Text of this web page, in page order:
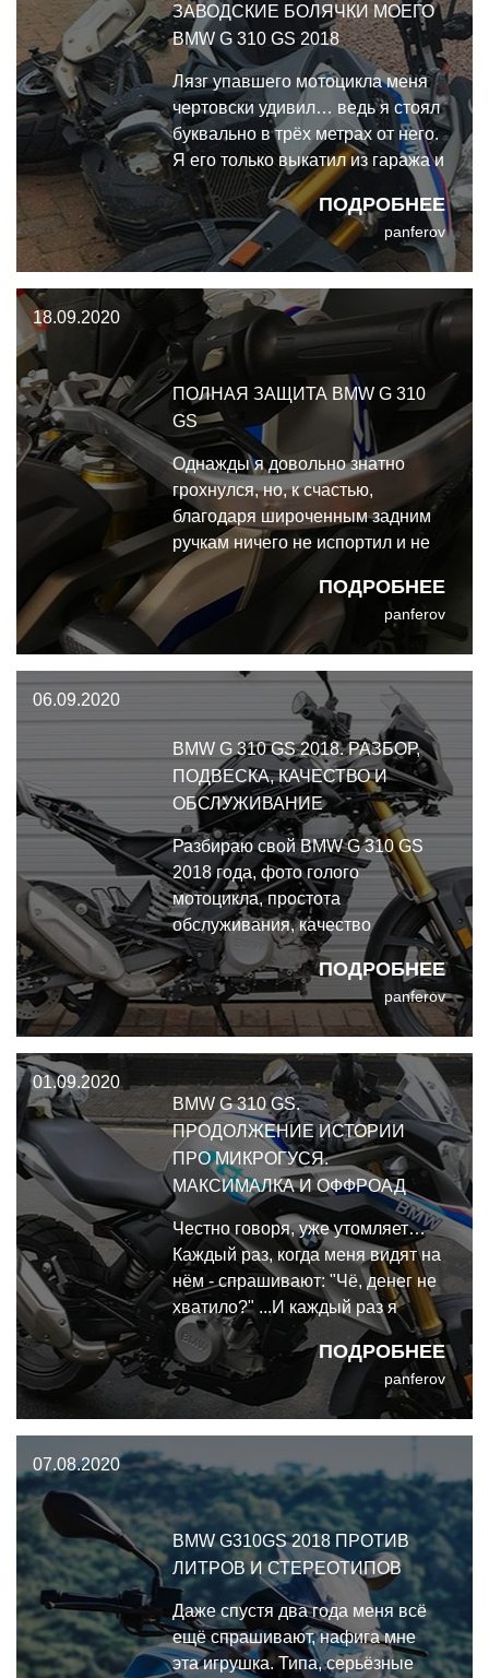
ЗАВОДСКИЕ БОЛЯЧКИ МОЕГО
BMW G 310 GS 2018
ПОДРОБНЕЕ
Лязг упавшего мотоцикла меня
чертовски удивил… ведь я стоял
буквально в трёх метрах от него.
Я его только выкатил из гаража и
поставил на боковую подставку,
собираясь протереть пыль.
Секунду спустя он наклонился
чуть ниже - как будто
устраиваясь поудобнее. Я не
обратил на это особого
внимания - вид
panferov
18.09.2020
ПОЛНАЯ ЗАЩИТА BMW G 310
GS
ПОДРОБНЕЕ
Однажды я довольно знатно
грохнулся, но, к счастью,
благодаря широченным задним
ручкам ничего не испортил и не
сломал. Но тогда я понял, что
даже на лёгком мотоцикле
можно убраться весьма
серьёзно, и решил поставить на
него защиту.
panferov
06.09.2020
BMW G 310 GS 2018. РАЗБОР,
ПОДВЕСКА, КАЧЕСТВО И
ОБСЛУЖИВАНИЕ
ПОДРОБНЕЕ
Разбираю свой BMW G 310 GS
2018 года, фото голого
мотоцикла, простота
обслуживания, качество
изготовления. Много фото.
panferov
01.09.2020
BMW G 310 GS.
ПРОДОЛЖЕНИЕ ИСТОРИИ
ПРО МИКРОГУСЯ.
МАКСИМАЛКА И ОФФРОАД
ПОДРОБНЕЕ
Честно говоря, уже утомляет…
Каждый раз, когда меня видят на
нём - спрашивают: "Чё, денег не
хватило?" ...И каждый раз я
отвечаю: "Он НОВЫЙ и
офигенный!". Если начинают
расспрашивать - уже по
накатанной объясняю, что он на
гарантии, что реально едет
везде, лёгкий и бодрый, и так
далее.
panferov
07.08.2020
BMW G310GS 2018 ПРОТИВ
ЛИТРОВ И СТЕРЕОТИПОВ
Даже спустя два года меня всё
ещё спрашивают, нафига мне
эта игрушка. Типа, серьёзные